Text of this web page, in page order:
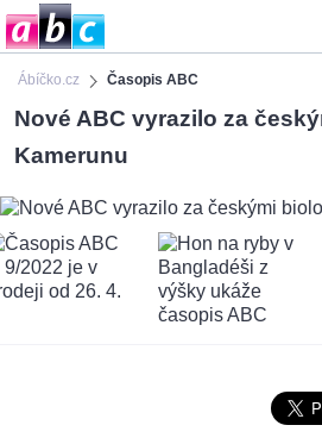
Ábíčko.cz Časopis ABC
Nové ABC vyrazilo za
Kamerunu